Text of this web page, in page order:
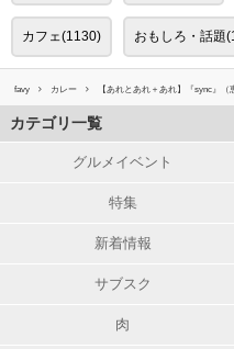
カフェ(1130) おもしろ・話題
favy カレー 【あれとあれ＋あれ】『sync』
カテゴリ一覧
グルメイベント
特集
新着情報
サブスク
肉